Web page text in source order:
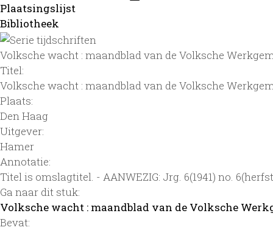
Plaatsingslijst
Bibliotheek
Volksche wacht : maandblad van de Volksche
Titel:
Volksche wacht : maandblad van de Volksche
Plaats:
Den Haag
Uitgever:
Hamer
Annotatie:
Titel is omslagtitel. - AANWEZIG: Jrg. 6(1941) no.
Ga naar dit stuk:
Volksche wacht : maandblad van de Volksche
Bevat: